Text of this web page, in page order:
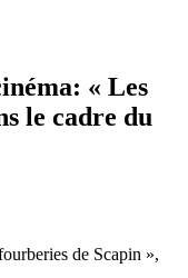
« Les
le cadre du